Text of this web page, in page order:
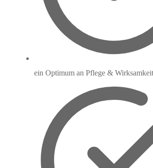
ein Optimum an Pflege & Wirksamkeit